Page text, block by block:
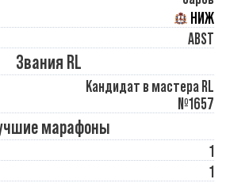
НИЖ
ABST
Звания RL
Кандидат в мастера RL
№1657
марафоны
1
1